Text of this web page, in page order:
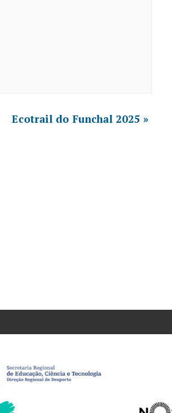
Ecotrail do Funchal 2025 »